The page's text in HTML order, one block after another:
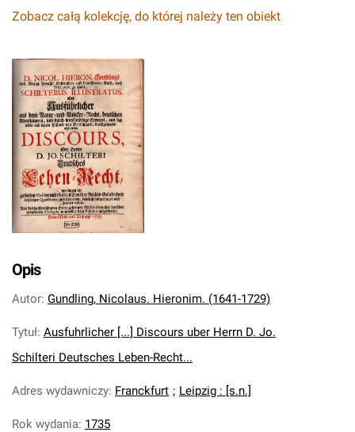
Zobacz całą kolekcję, do której należy ten obiekt
Opis
Autor: Gundling, Nicolaus. Hieronim. (1641-1729)
Tytuł: Ausfuhrlicher [...] Discours uber Herrn D. Jo.
Schilteri Deutsches Leben-Recht...
Adres wydawniczy: Franckfurt ; Leipzig : [s.n.]
Rok wydania: 1735